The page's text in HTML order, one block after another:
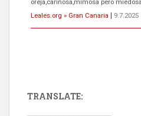
próximos días, ella incluida...
Leales.org » Gran Canaria
9.7.2025
TRANSLATE: